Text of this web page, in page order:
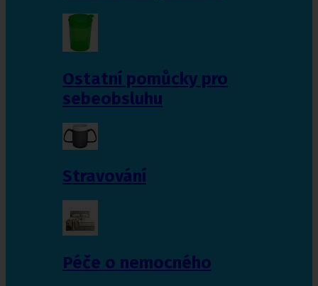
Ostatní pomůcky pro
sebeobsluhu
Stravování
Péče o nemocného